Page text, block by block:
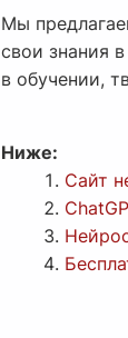
Мы
свои знания
в обучении,
Ниже:
Сайт